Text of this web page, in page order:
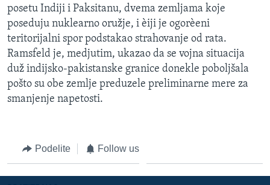
posetu Indiji i Paksitanu, dvema zemljama koje
poseduju nuklearno oružje, i èiji je ogorèeni
teritorijalni spor podstakao strahovanje od rata.
Ramsfeld je, medjutim, ukazao da se vojna situacija
duž indijsko-pakistanske granice donekle poboljšala
pošto su obe zemlje preduzele preliminarne mere za
smanjenje napetosti.
Podelite Follow us